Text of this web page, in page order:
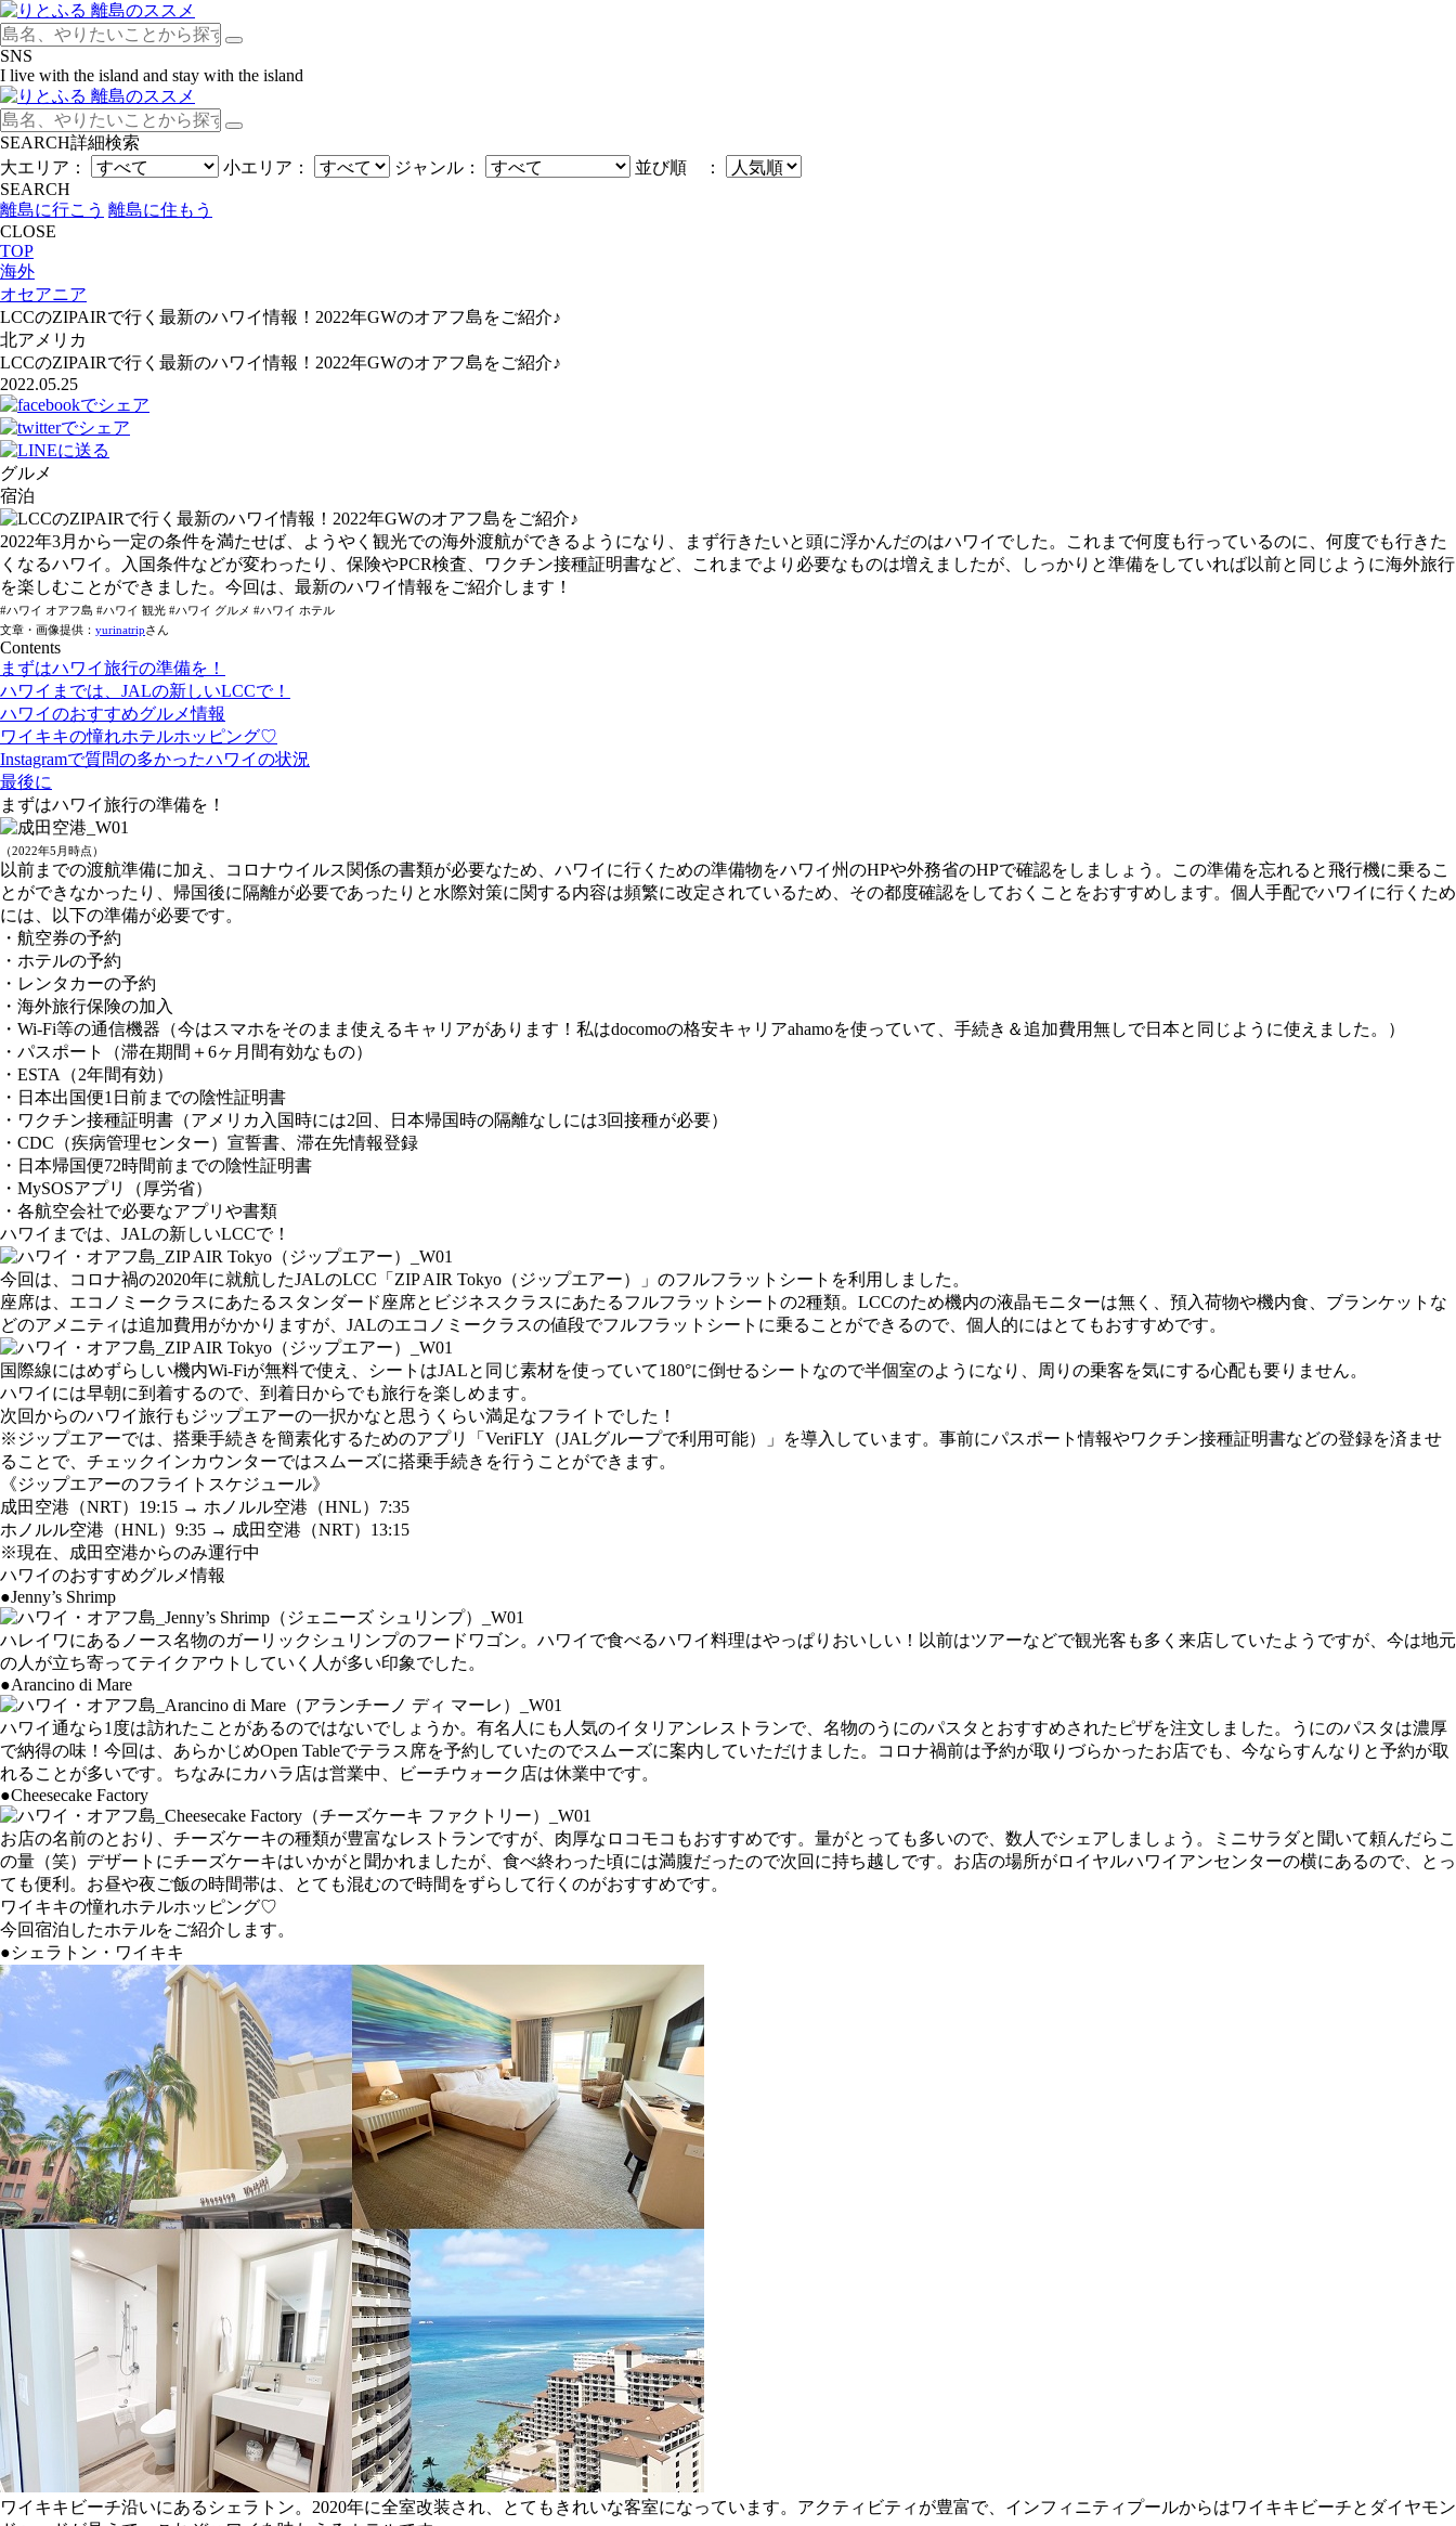
SNS
I live with the island and stay with the island
SEARCH詳細検索
大エリア：
小エリア： ジャンル：
並び順 ：
SEARCH
離島に行こう 離島に住もう
CLOSE
TOP
海外
オセアニア
LCCのZIPAIRで行く最新のハワイ情報！2022年GWのオアフ島をご紹介♪
北アメリカ
LCCのZIPAIRで行く最新のハワイ情報！2022年GWのオアフ島をご紹介♪
2022.05.25
グルメ
宿泊
2022年3月から一定の条件を満たせば、ようやく観光での海外渡航ができるようになり、まず行きたいと頭に浮かんだのはハワイでした。これまで何度も行っているのに、何度でも行きた
くなるハワイ。入国条件などが変わったり、保険やPCR検査、ワクチン接種証明書など、これまでより必要なものは増えましたが、しっかりと準備をしていれば以前と同じように海外旅行
を楽しむことができました。今回は、最新のハワイ情報をご紹介します！
#ハワイ オアフ島 #ハワイ 観光 #ハワイ グルメ #ハワイ ホテル
文章・画像提供： yurinatripさん
Contents
まずはハワイ旅行の準備を！
ハワイまでは、JALの新しいLCCで！
ハワイのおすすめグルメ情報
ワイキキの憧れホテルホッピング♡
Instagramで質問の多かったハワイの状況
最後に
まずはハワイ旅行の準備を！
（2022年5月時点）
以前までの渡航準備に加え、コロナウイルス関係の書類が必要なため、ハワイに行くための準備物をハワイ州のHPや外務省のHPで確認をしましょう。この準備を忘れると飛行機に乗るこ
とができなかったり、帰国後に隔離が必要であったりと水際対策に関する内容は頻繁に改定されているため、その都度確認をしておくことをおすすめします。個人手配でハワイに行くため
には、以下の準備が必要です。
・航空券の予約
・ホテルの予約
・レンタカーの予約
・海外旅行保険の加入
・Wi-Fi等の通信機器（今はスマホをそのまま使えるキャリアがあります！私はdocomoの格安キャリアahamoを使っていて、手続き＆追加費用無しで日本と同じように使えました。）
・パスポート（滞在期間＋6ヶ月間有効なもの）
・ESTA（2年間有効）
・日本出国便1日前までの陰性証明書
・ワクチン接種証明書（アメリカ入国時には2回、日本帰国時の隔離なしには3回接種が必要）
・CDC（疾病管理センター）宣誓書、滞在先情報登録
・日本帰国便72時間前までの陰性証明書
・MySOSアプリ（厚労省）
・各航空会社で必要なアプリや書類
ハワイまでは、JALの新しいLCCで！
今回は、コロナ禍の2020年に就航したJALのLCC「ZIP AIR Tokyo（ジップエアー）」のフルフラットシートを利用しました。
座席は、エコノミークラスにあたるスタンダード座席とビジネスクラスにあたるフルフラットシートの2種類。LCCのため機内の液晶モニターは無く、預入荷物や機内食、ブランケットな
どのアメニティは追加費用がかかりますが、JALのエコノミークラスの値段でフルフラットシートに乗ることができるので、個人的にはとてもおすすめです。
国際線にはめずらしい機内Wi-Fiが無料で使え、シートはJALと同じ素材を使っていて180°に倒せるシートなので半個室のようになり、周りの乗客を気にする心配も要りません。
ハワイには早朝に到着するので、到着日からでも旅行を楽しめます。
次回からのハワイ旅行もジップエアーの一択かなと思うくらい満足なフライトでした！
※ジップエアーでは、搭乗手続きを簡素化するためのアプリ「VeriFLY（JALグループで利用可能）」を導入しています。事前にパスポート情報やワクチン接種証明書などの登録を済ませ
ることで、チェックインカウンターではスムーズに搭乗手続きを行うことができます。
《ジップエアーのフライトスケジュール》
成田空港（NRT）19:15 → ホノルル空港（HNL）7:35
ホノルル空港（HNL）9:35 → 成田空港（NRT）13:15
※現在、成田空港からのみ運行中
ハワイのおすすめグルメ情報
●Jenny’s Shrimp
ハレイワにあるノース名物のガーリックシュリンプのフードワゴン。ハワイで食べるハワイ料理はやっぱりおいしい！以前はツアーなどで観光客も多く来店していたようですが、今は地元
の人が立ち寄ってテイクアウトしていく人が多い印象でした。
●Arancino di Mare
ハワイ通なら1度は訪れたことがあるのではないでしょうか。有名人にも人気のイタリアンレストランで、名物のうにのパスタとおすすめされたピザを注文しました。うにのパスタは濃厚
で納得の味！今回は、あらかじめOpen Tableでテラス席を予約していたのでスムーズに案内していただけました。コロナ禍前は予約が取りづらかったお店でも、今ならすんなりと予約が取
れることが多いです。ちなみにカハラ店は営業中、ビーチウォーク店は休業中です。
●Cheesecake Factory
お店の名前のとおり、チーズケーキの種類が豊富なレストランですが、肉厚なロコモコもおすすめです。量がとっても多いので、数人でシェアしましょう。ミニサラダと聞いて頼んだらこ
の量（笑）デザートにチーズケーキはいかがと聞かれましたが、食べ終わった頃には満腹だったので次回に持ち越しです。お店の場所がロイヤルハワイアンセンターの横にあるので、とっ
ても便利。お昼や夜ご飯の時間帯は、とても混むので時間をずらして行くのがおすすめです。
ワイキキの憧れホテルホッピング♡
今回宿泊したホテルをご紹介します。
●シェラトン・ワイキキ
ワイキキビーチ沿いにあるシェラトン。2020年に全室改装され、とてもきれいな客室になっています。アクティビティが豊富で、インフィニティプールからはワイキキビーチとダイヤモン